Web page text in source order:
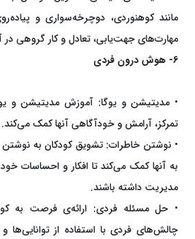
مانند کوهنوردی، دوچرخه‌سواری و
مهارت‌های جهت‌یابی، تعادل و کار گروهی در
6- هوش درون فردی
• مدیتیشن و یوگا: آموزش مدیتیشن و
تمرکز، آرامش و خودآگاهی آنها کمک می‌کند.
• نوشتن خاطرات: تشویق کودکان به
به آنها کمک می‌کند تا افکار و احساسات خود
مدیریت داشته باشند.
• حل مسئله فردی: ارائه‌ی فرصت به
چالش‌های فردی با استفاده از